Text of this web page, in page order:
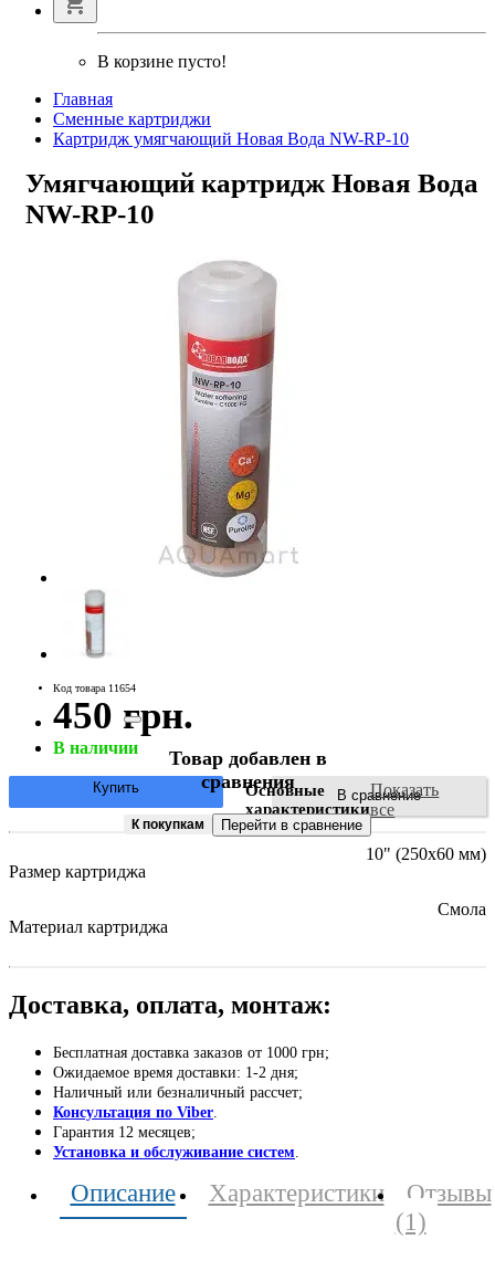
В корзине пусто!
Главная
Сменные картриджи
Картридж умягчающий Новая Вода NW-RP-10
Умягчающий картридж Новая Вода
NW-RP-10
Код товара 11654
450 грн.
В наличии
В сравнение
Купить
Основные
характеристики
Показать
все
Размер картриджа
10" (250х60 мм)
Материал картриджа
Смола
Доставка, оплата, монтаж:
Бесплатная доставка заказов от 1000 грн;
Ожидаемое время доставки: 1-2 дня;
Наличный или безналичный рассчет;
Консультация по Viber
Гарантия 12 месяцев;
Установка и обслуживание систем
Описание Характеристики
Отзывы
(1)
Товар добавлен в
сравнения
К покупкам Перейти в сравнение